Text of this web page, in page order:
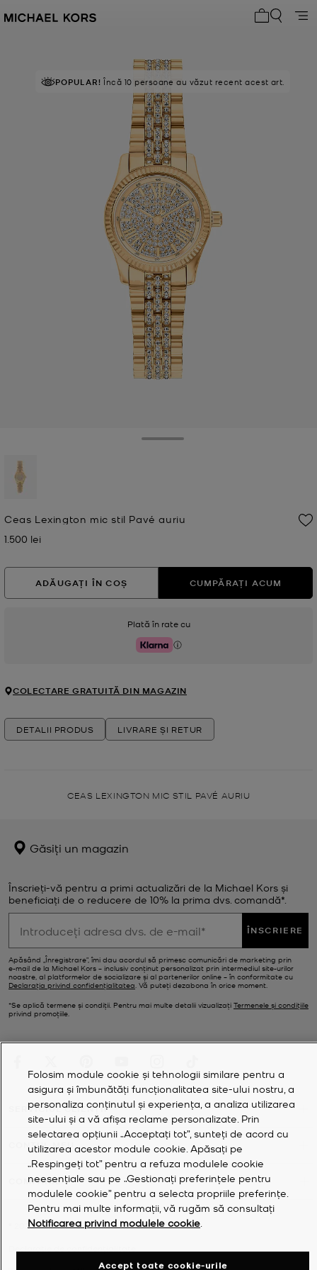
POPULAR! Încă 10 persoane au văzut recent acest art.
Ceas Lexington mic stil Pavé auriu
Acum
1.500 lei
ADĂUGAȚI ÎN COȘ CUMPĂRAȚI ACUM
Plată în rate cu
Klarna
COLECTARE GRATUITĂ DIN MAGAZIN
DETALII PRODUS LIVRARE ȘI RETUR
CEAS LEXINGTON MIC STIL PAVÉ AURIU
Găsiți un magazin
Înscrieți-vă pentru a primi actualizări de la Michael Kors și
beneficiați de o reducere de 10% la prima dvs. comandă*.
ÎNSCRIERE
Apăsând „Înregistrare”, îmi dau acordul să primesc comunicări de marketing prin
e‑mail de la Michael Kors – inclusiv conținut personalizat prin intermediul site-urilor
noastre, al platformelor de socializare și al partenerilor online – în conformitate cu
Declarația privind confidențialitatea. Vă puteți dezabona în orice moment.
*Se aplică termene și condiții. Pentru mai multe detalii vizualizați Termenele și condițiile
privind promoțiile.
SERVICIUL CLIENȚII
CONTUL MEU
COMPANIE
2026Michael Kors
Folosim module cookie și tehnologii similare pentru a
asigura și îmbunătăți funcționalitatea site-ului nostru, a
personaliza conținutul și experiența, a analiza utilizarea
site-ului și a vă afișa reclame personalizate. Prin
selectarea opțiunii „Acceptați tot”, sunteți de acord cu
utilizarea acestor module cookie. Apăsați pe
„Respingeți tot” pentru a refuza modulele cookie
neesențiale sau pe „Gestionați preferințele pentru
modulele cookie” pentru a selecta propriile preferințe.
Pentru mai multe informații, vă rugăm să consultați
Notificarea privind modulele cookie
Accept toate cookie-urile